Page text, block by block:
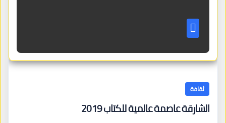
ثقافة
الشارقة عاصمة عالمية للكتاب 2019